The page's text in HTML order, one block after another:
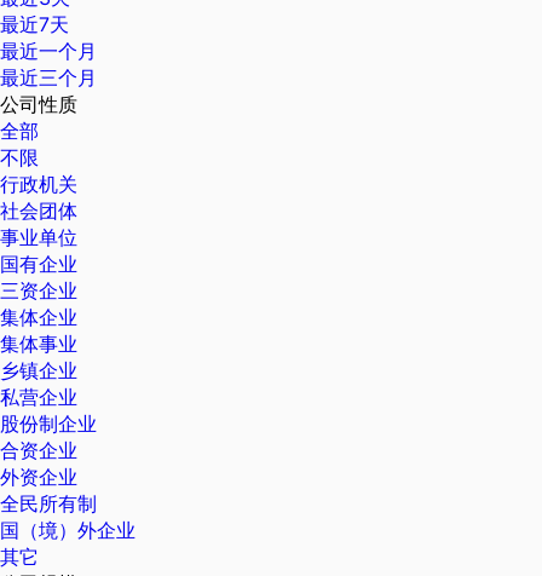
最近7天
最近一个月
最近三个月
公司性质
全部
不限
行政机关
社会团体
事业单位
国有企业
三资企业
集体企业
集体事业
乡镇企业
私营企业
股份制企业
合资企业
外资企业
全民所有制
国（境）外企业
其它